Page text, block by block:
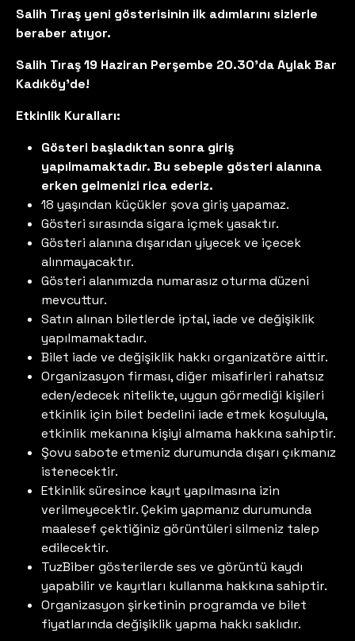
Salih Tıraş yeni gösterisinin ilk adımlarını sizlerle
beraber atıyor.
Salih Tıraş 19 Haziran Perşembe 20.30'da Aylak Bar
Kadıköy'de!
Etkinlik Kuralları:
Gösteri başladıktan sonra giriş
yapılmamaktadır. Bu sebeple gösteri alanına
erken gelmenizi rica ederiz.
18 yaşından küçükler şova giriş yapamaz.
Gösteri sırasında sigara içmek yasaktır.
Gösteri alanına dışarıdan yiyecek ve içecek
alınmayacaktır.
Gösteri alanımızda numarasız oturma düzeni
mevcuttur.
Satın alınan biletlerde iptal, iade ve değişiklik
yapılmamaktadır.
Bilet iade ve değişiklik hakkı organizatöre aittir.
Organizasyon firması, diğer misafirleri rahatsız
eden/edecek nitelikte, uygun görmediği kişileri
etkinlik için bilet bedelini iade etmek koşuluyla,
etkinlik mekanına kişiyi almama hakkına sahiptir.
Şovu sabote etmeniz durumunda dışarı çıkmanız
istenecektir.
Etkinlik süresince kayıt yapılmasına izin
verilmeyecektir. Çekim yapmanız durumunda
maalesef çektiğiniz görüntüleri silmeniz talep
edilecektir.
TuzBiber gösterilerde ses ve görüntü kaydı
yapabilir ve kayıtları kullanma hakkına sahiptir.
Organizasyon şirketinin programda ve bilet
fiyatlarında değişiklik yapma hakkı saklıdır.